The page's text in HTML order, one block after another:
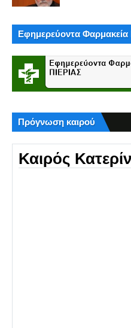
Εφημερεύοντα Φαρμακεία
Πρόγνωση καιρού
Καιρός